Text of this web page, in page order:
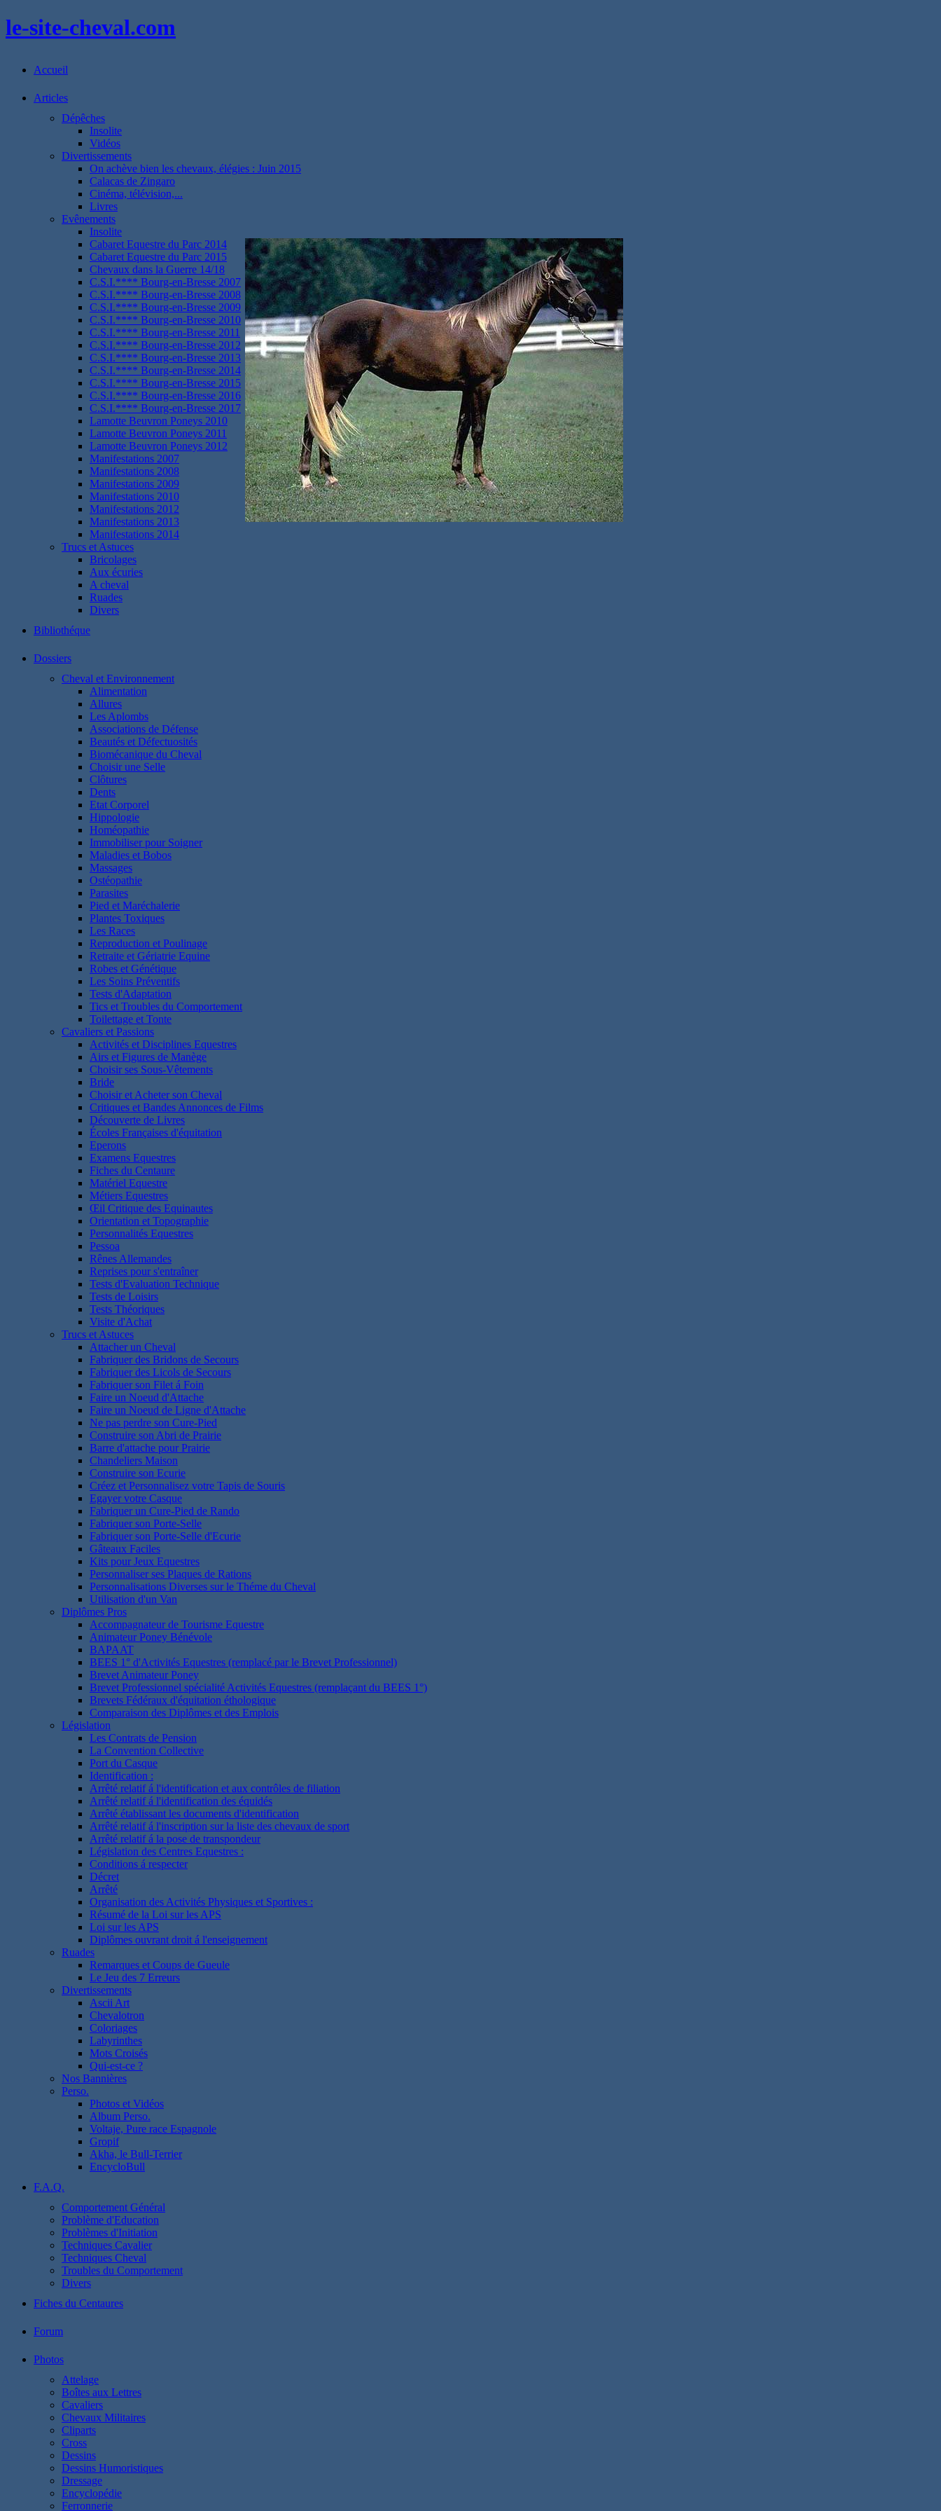
le-site-cheval.com
Accueil
Articles
Dépêches
Insolite
Vidéos
Divertissements
On achève bien les chevaux, élégies : Juin 2015
Calacas de Zingaro
Cinéma, télévision,...
Livres
Evênements
Insolite
Cabaret Equestre du Parc 2014
Cabaret Equestre du Parc 2015
Chevaux dans la Guerre 14/18
C.S.I.**** Bourg-en-Bresse 2007
C.S.I.**** Bourg-en-Bresse 2008
C.S.I.**** Bourg-en-Bresse 2009
C.S.I.**** Bourg-en-Bresse 2010
C.S.I.**** Bourg-en-Bresse 2011
C.S.I.**** Bourg-en-Bresse 2012
C.S.I.**** Bourg-en-Bresse 2013
C.S.I.**** Bourg-en-Bresse 2014
C.S.I.**** Bourg-en-Bresse 2015
C.S.I.**** Bourg-en-Bresse 2016
C.S.I.**** Bourg-en-Bresse 2017
Lamotte Beuvron Poneys 2010
Lamotte Beuvron Poneys 2011
Lamotte Beuvron Poneys 2012
Manifestations 2007
Manifestations 2008
Manifestations 2009
Manifestations 2010
Manifestations 2012
Manifestations 2013
Manifestations 2014
Trucs et Astuces
Bricolages
Aux écuries
A cheval
Ruades
Divers
Bibliothéque
Dossiers
Cheval et Environnement
Alimentation
Allures
Les Aplombs
Associations de Défense
Beautés et Défectuosités
Biomécanique du Cheval
Choisir une Selle
Clôtures
Dents
Etat Corporel
Hippologie
Homéopathie
Immobiliser pour Soigner
Maladies et Bobos
Massages
Ostéopathie
Parasites
Pied et Maréchalerie
Plantes Toxiques
Les Races
Reproduction et Poulinage
Retraite et Gériatrie Equine
Robes et Génétique
Les Soins Préventifs
Tests d'Adaptation
Tics et Troubles du Comportement
Toilettage et Tonte
Cavaliers et Passions
Activités et Disciplines Equestres
Airs et Figures de Manège
Choisir ses Sous-Vêtements
Bride
Choisir et Acheter son Cheval
Critiques et Bandes Annonces de Films
Découverte de Livres
Écoles Françaises d'équitation
Eperons
Examens Equestres
Fiches du Centaure
Matériel Equestre
Métiers Equestres
Œil Critique des Equinautes
Orientation et Topographie
Personnalités Equestres
Pessoa
Rênes Allemandes
Reprises pour s'entraîner
Tests d'Evaluation Technique
Tests de Loisirs
Tests Théoriques
Visite d'Achat
Trucs et Astuces
Attacher un Cheval
Fabriquer des Bridons de Secours
Fabriquer des Licols de Secours
Fabriquer son Filet á Foin
Faire un Noeud d'Attache
Faire un Noeud de Ligne d'Attache
Ne pas perdre son Cure-Pied
Construire son Abri de Prairie
Barre d'attache pour Prairie
Chandeliers Maison
Construire son Ecurie
Créez et Personnalisez votre Tapis de Souris
Egayer votre Casque
Fabriquer un Cure-Pied de Rando
Fabriquer son Porte-Selle
Fabriquer son Porte-Selle d'Ecurie
Gâteaux Faciles
Kits pour Jeux Equestres
Personnaliser ses Plaques de Rations
Personnalisations Diverses sur le Théme du Cheval
Utilisation d'un Van
Diplômes Pros
Accompagnateur de Tourisme Equestre
Animateur Poney Bénévole
BAPAAT
BEES 1° d'Activités Equestres (remplacé par le Brevet Professionnel)
Brevet Animateur Poney
Brevet Professionnel spécialité Activités Equestres (remplaçant du BEES 1°)
Brevets Fédéraux d'équitation éthologique
Comparaison des Diplômes et des Emplois
Législation
Les Contrats de Pension
La Convention Collective
Port du Casque
Identification :
Arrêté relatif á l'identification et aux contrôles de filiation
Arrêté relatif á l'identification des équidés
Arrêté établissant les documents d'identification
Arrêté relatif á l'inscription sur la liste des chevaux de sport
Arrêté relatif á la pose de transpondeur
Législation des Centres Equestres :
Conditions á respecter
Décret
Arrêté
Organisation des Activités Physiques et Sportives :
Résumé de la Loi sur les APS
Loi sur les APS
Diplômes ouvrant droit á l'enseignement
Ruades
Remarques et Coups de Gueule
Le Jeu des 7 Erreurs
Divertissements
Ascii Art
Chevalotron
Coloriages
Labyrinthes
Mots Croisés
Qui-est-ce ?
Nos Bannières
Perso.
Photos et Vidéos
Album Perso.
Voltaje, Pure race Espagnole
Gropif
Akha, le Bull-Terrier
EncycloBull
F.A.Q.
Comportement Général
Problème d'Education
Problèmes d'Initiation
Techniques Cavalier
Techniques Cheval
Troubles du Comportement
Divers
Fiches du Centaures
Forum
Photos
Attelage
Boîtes aux Lettres
Cavaliers
Chevaux Militaires
Cliparts
Cross
Dessins
Dessins Humoristiques
Dressage
Encyclopédie
Ferronnerie